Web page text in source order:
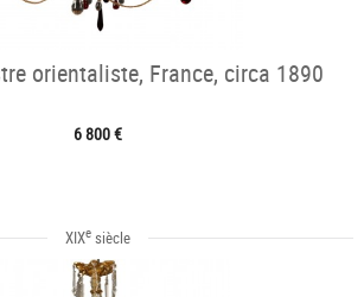
orientaliste, France, circa 1890
6 800 €
XIXe siècle